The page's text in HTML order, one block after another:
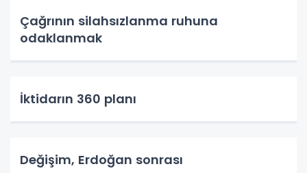
Çağrının silahsızlanma ruhuna
odaklanmak
İktidarın 360 planı
Değişim, Erdoğan sonrası